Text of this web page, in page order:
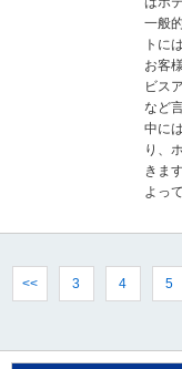
一般
トに
お客
ビス
など
中に
り、
きま
よっ
<< 3 4 5